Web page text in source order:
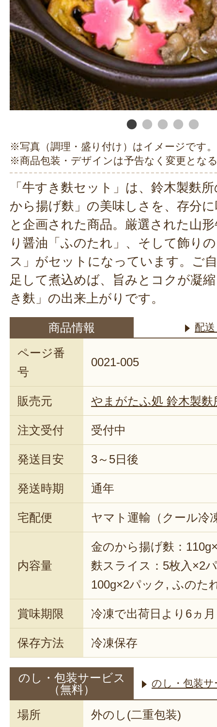
※写真（調理・盛り付け）はイメージです。
※商品包装・デザインは予告なく変更とな
「牛すき麩セット」は、鈴木製麩
から揚げ麩」の美味しさを、存分
と企画された商品。厳選された山
り醤油「ふのたれ」、そして飾り
ス」がセットになっています。ご
足して煮込めば、旨みとコクが凝
き麩」の出来上がりです。
商品情報 配
ページ番
号
0021-005
販売元 やまがたふ処 鈴木製麩
注文受付 受付中
発送目安 3～5日後
発送時期 通年
宅配便 ヤマト運輸（クール冷
内容量
金のから揚げ麩：
麩スライス：5枚入×2
100g×2パック, ふのた
賞味期限 冷凍で出荷日より6ヵ月
保存方法 冷凍保存
のし・包装サービス
（無料）
のし・包装
場所 外のし(二重包装)